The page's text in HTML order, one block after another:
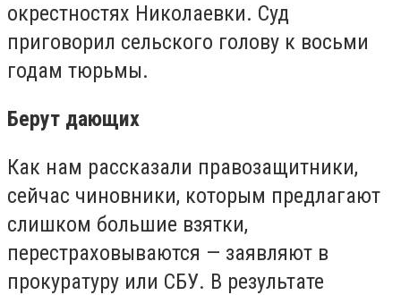
окрестностях Николаевки. Суд
приговорил сельского голову к восьми
годам тюрьмы.
Берут дающих
Как нам рассказали правозащитники,
сейчас чиновники, которым предлагают
слишком большие взятки,
перестраховываются — заявляют в
прокуратуру или СБУ. В результате